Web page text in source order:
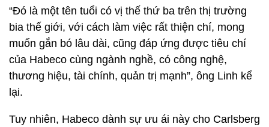
“Đó là một tên tuổi có vị thế thứ ba trên thị trường
bia thế giới, với cách làm việc rất thiện chí, mong
muốn gắn bó lâu dài, cũng đáp ứng được tiêu chí
của Habeco cùng ngành nghề, có công nghệ,
thương hiệu, tài chính, quản trị mạnh”, ông Linh kể
lại.
Tuy nhiên, Habeco dành sự ưu ái này cho Carlsberg